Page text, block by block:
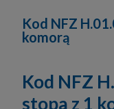
Kod NFZ
komorą
Kod NFZ
stopa z 1